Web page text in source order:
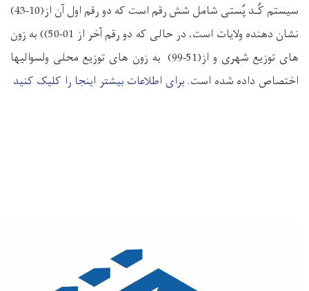
پُستی شامل شش رقم است که دو رقم اول آن از(10-43
)
ولای ات است، در حالی که دو رقم آخر از01-50)
) به زون
شهری و از(51-99
) به زون های توزیع محلی ولسوالیها
داده شده است.برای اطلاعات بیشتر اینجا را کلیک کنید